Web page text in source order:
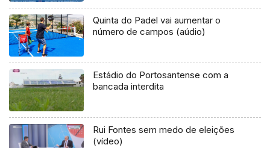
Quinta do Padel vai aumentar o
número de campos (aúdio)
Estádio do Portosantense com a
bancada interdita
Rui Fontes sem medo de eleições
(vídeo)